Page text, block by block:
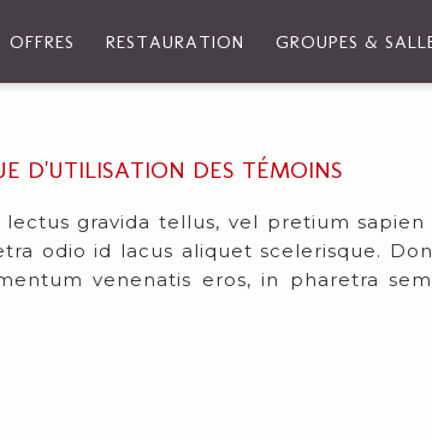
OFFRES RESTAURATION GROUPES &
D'UTILISATION DES TÉMOINS
gravida tellus, vel pretium
odio id lacus aliquet scelerisque.
venenatis eros, in pharetra